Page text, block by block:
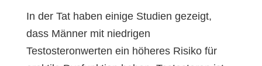
In der Tat haben einige Studien gezeigt,
dass Männer mit niedrigen
Testosteronwerten ein höheres Risiko für